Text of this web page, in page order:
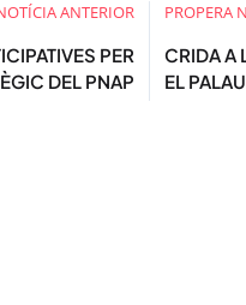
ANTERIOR
PER
DEL PNAP
PROPERA
CRIDA A
EL